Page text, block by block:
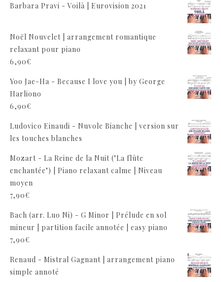
Barbara Pravi - Voilà | Eurovision 2021
Noël Nouvelet | arrangement romantique
relaxant pour piano
6,90€
Yoo Jae-Ha - Because I love you | by George
Harliono
6,90€
Ludovico Einaudi - Nuvole Bianche | version sur
les touches blanches
Mozart - La Reine de la Nuit ("La flûte
enchantée") | Piano relaxant calme | Niveau
moyen
7,90€
Bach (arr. Luo Ni) - G Minor | Prélude en sol
mineur | partition facile annotée | easy piano
7,90€
Renaud - Mistral Gagnant | arrangement piano
simple annoté